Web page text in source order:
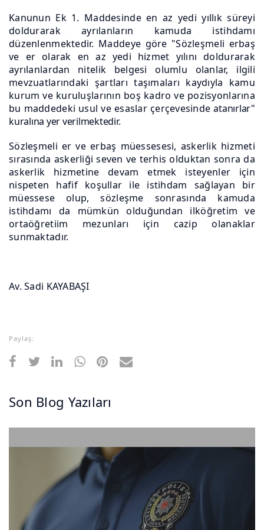
Kanunun Ek 1. Maddesinde en az yedi yıllık süreyi
doldurarak ayrılanların kamuda istihdamı
düzenlenmektedir. Maddeye göre "Sözleşmeli erbaş
ve er olarak en az yedi hizmet yılını doldurarak
ayrılanlardan nitelik belgesi olumlu olanlar, ilgili
mevzuatlarındaki şartları taşımaları kaydıyla kamu
kurum ve kuruluşlarının boş kadro ve pozisyonlarına
bu maddedeki usul ve esaslar çerçevesindeatanırlar"
kuralına yer verilmektedir.
Sözleşmeli er ve erbaş müessesesi, askerlik hizmeti
sırasında askerliği seven ve terhis olduktan sonra da
askerlik hizmetine devam etmek isteyenler için
nispeten hafif koşullar ile istihdam sağlayan bir
müessese olup, sözleşme sonrasında kamuda
istihdamı da mümkün olduğundan ilköğretim ve
ortaöğretiim mezunları için cazip olanaklar
sunmaktadır.
Av. Sadi KAYABAŞI
Paylaş:
Son Blog Yazıları